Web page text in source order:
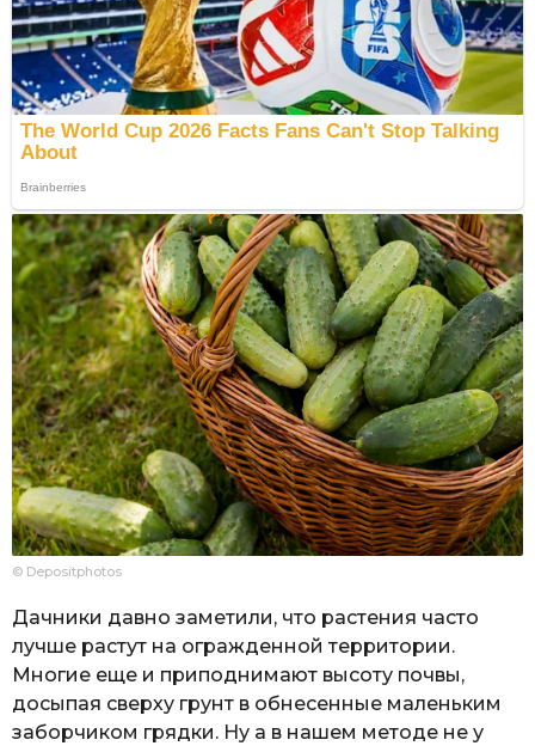
© Depositphotos
Дачники давно заметили, что растения часто
лучше растут на огражденной территории.
Многие еще и приподнимают высоту почвы,
досыпая сверху грунт в обнесенные маленьким
заборчиком грядки. Ну а в нашем методе не у